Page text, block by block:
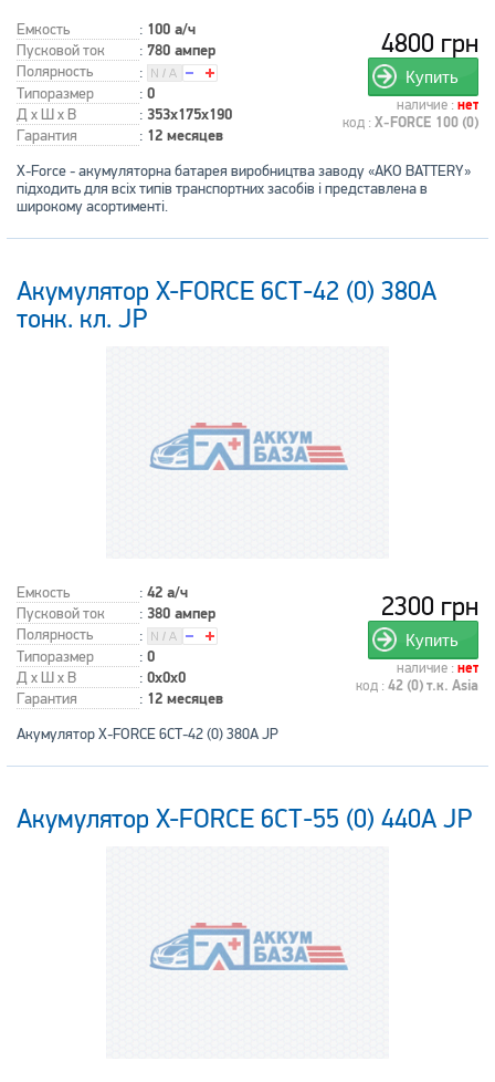
Емкость : 100 а/ч
Пусковой ток : 780 ампер
Полярность
:
Типоразмер
: 0
Д x Ш x В : 353x175x190
Гарантия : 12 месяцев
4800 грн
Купить
наличие : нет
код : X-FORCE 100 (0)
X-Force - акумуляторна батарея виробництва заводу «AKO BATTERY»
підходить для всіх типів транспортних засобів і представлена в
широкому асортименті.
Акумулятор X-FORCE 6СТ-42 (0) 380A
тонк. кл. JP
Емкость : 42 а/ч
Пусковой ток : 380 ампер
Полярность
:
Типоразмер
: 0
Д x Ш x В : 0x0x0
Гарантия : 12 месяцев
2300 грн
Купить
наличие : нет
код : 42 (0) т.к. Asia
Акумулятор X-FORCE 6СТ-42 (0) 380A JP
Акумулятор X-FORCE 6СТ-55 (0) 440A JP